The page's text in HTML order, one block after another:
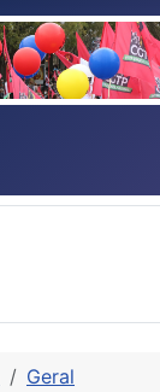
Geral